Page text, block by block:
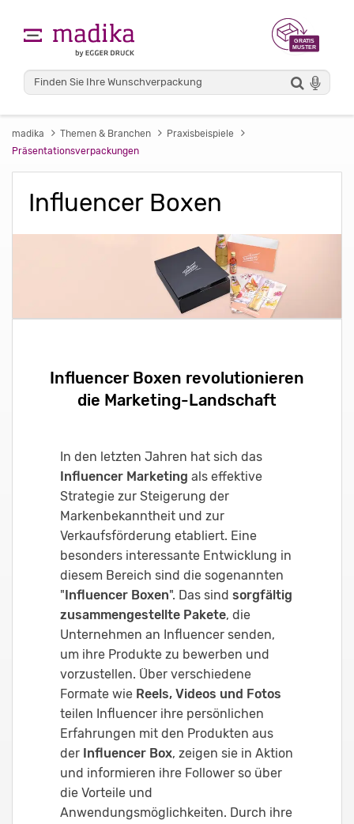
madika Themen & Branchen
Praxisbeispiele
Präsentationsverpackungen
Influencer Boxen
Influencer Boxen revolutionieren
die Marketing-Landschaft
In den letzten Jahren hat sich das
Influencer Marketing als effektive
Strategie zur Steigerung der
Markenbekanntheit und zur
Verkaufsförderung etabliert. Eine
besonders interessante Entwicklung in
diesem Bereich sind die sogenannten
"Influencer Boxen". Das sind sorgfältig
zusammengestellte Pakete, die
Unternehmen an Influencer senden,
um ihre Produkte zu bewerben und
vorzustellen. Über verschiedene
Formate wie Reels, Videos und Fotos
teilen Influencer ihre persönlichen
Erfahrungen mit den Produkten aus
der Influencer Box, zeigen sie in Aktion
und informieren ihre Follower so über
die Vorteile und
Anwendungsmöglichkeiten. Durch ihre